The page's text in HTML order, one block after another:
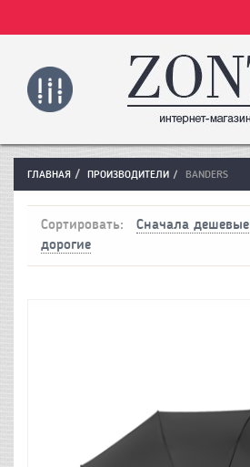
ГЛАВНАЯ ПРОИЗВОДИТЕЛИ BANDERS
Сортировать: Сначала дешевые
дорогие